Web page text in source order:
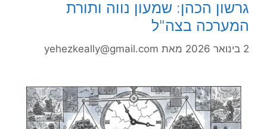
גרשון הכהן: שמעון נווה ותורת
המערכה בצה"ל
2 בינואר 2026 מאת yehezkeally@gmail.com